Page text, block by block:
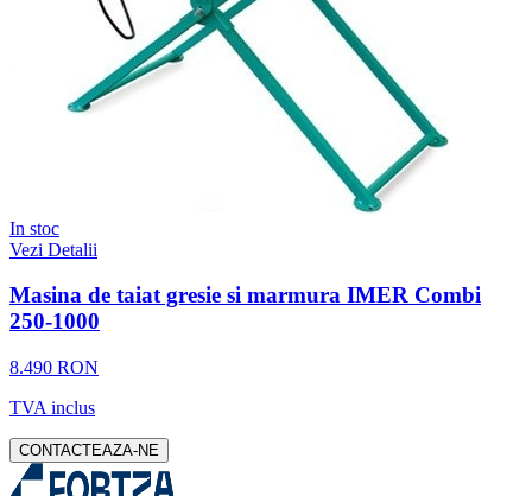
In stoc
Vezi Detalii
Masina de taiat gresie si marmura IMER Combi
250-1000
8.490 RON
TVA inclus
CONTACTEAZA-NE